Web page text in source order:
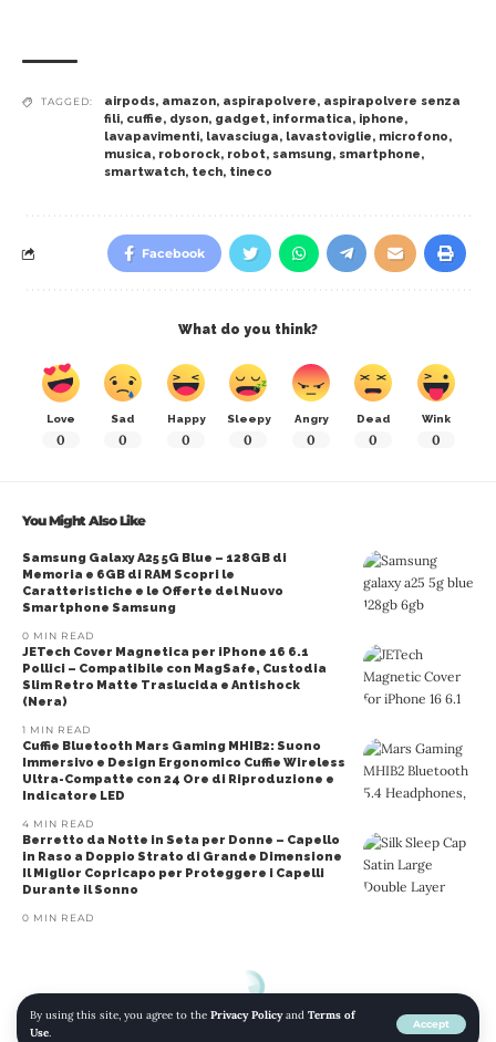
By using this site, you agree to the Privacy Policyand Terms of
Use.
Accept
TAGGED: airpods, amazon, aspirapolvere, aspirapolvere senza
fili, cuffie, dyson, gadget, informatica, iphone,
lavapavimenti, lavasciuga, lavastoviglie, microfono,
musica, roborock, robot, samsung, smartphone,
smartwatch, tech, tineco
Facebook
What do you think?
Love
0
Sad
0
Happy
0
Sleepy
0
Angry
0
Dead
0
Wink
0
You Might Also Like
Samsung Galaxy A25 5G Blue – 128GB di
Memoria e 6GB di RAM Scopri le
Caratteristiche e le Offerte del Nuovo
Smartphone Samsung
0 MIN READ
JETech Cover Magnetica per iPhone 16 6.1
Pollici – Compatibile con MagSafe, Custodia
Slim Retro Matte Traslucida e Antishock
(Nera)
1 MIN READ
Cuffie Bluetooth Mars Gaming MHIB2: Suono
Immersivo e Design Ergonomico Cuffie Wireless
Ultra-Compatte con 24 Ore di Riproduzione e
Indicatore LED
4 MIN READ
Berretto da Notte in Seta per Donne – Capello
in Raso a Doppio Strato di Grande Dimensione
Il Miglior Copricapo per Proteggere i Capelli
Durante il Sonno
0 MIN READ